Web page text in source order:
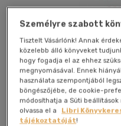
Beleolvasok
Személyre szabott
Tisztelt Vásárlónk! Annak
közelebb álló könyveket
hogy fogadja el az ehhez
megnyomásával. Ennek
használata szempontjából
böngészőjébe, de cookie-
módosíthatja a Süti
olvassa el a
Libri
tájékoztatóját!